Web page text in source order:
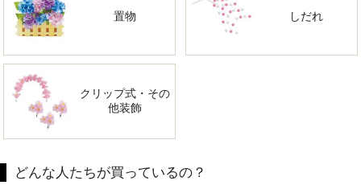
置物 しだれ
クリップ式・その
他装飾
どんな人たちが買っているの？